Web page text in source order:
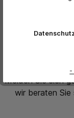
Melden Sie sich
wir beraten Sie
-